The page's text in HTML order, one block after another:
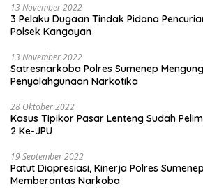
13 November 2022
3 Pelaku Dugaan Tindak Pidana
Polsek Kangayan
13 November 2022
Satresnarkoba Polres Sumenep
Penyalahgunaan Narkotika
28 Oktober 2022
Kasus Tipikor Pasar Lenteng Sudah
2 Ke-JPU
19 September 2022
Patut Diapresiasi, Kinerja Polres
Memberantas Narkoba